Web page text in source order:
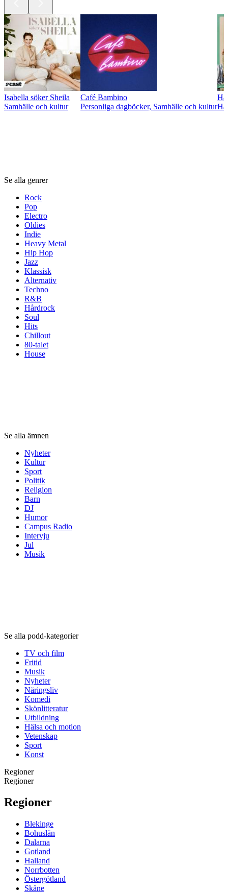
Isabella söker Sheila
Samhälle och kultur
Café Bambino
Personliga dagböcker, Samhälle och kultur
Se alla genrer
Rock
Pop
Electro
Oldies
Indie
Heavy Metal
Hip Hop
Jazz
Klassisk
Alternativ
Techno
R&B
Hårdrock
Soul
Hits
Chillout
80-talet
House
Se alla ämnen
Nyheter
Kultur
Sport
Politik
Religion
Barn
DJ
Humor
Campus Radio
Intervju
Jul
Musik
Se alla podd-kategorier
TV och film
Fritid
Musik
Nyheter
Näringsliv
Komedi
Skönlitteratur
Utbildning
Hälsa och motion
Vetenskap
Sport
Konst
Regioner
Regioner
Regioner
Blekinge
Bohuslän
Dalarna
Gotland
Halland
Norrbotten
Östergötland
Skåne